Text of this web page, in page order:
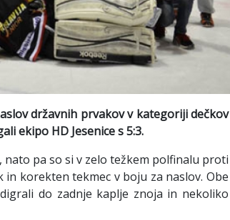
državnih prvakov v kategoriji dečkov
ekipo HD Jesenice s 5:3.
pa so si v zelo težkem polfinalu proti
korekten tekmec v boju za naslov. Obe
do zadnje kaplje znoja in nekoliko